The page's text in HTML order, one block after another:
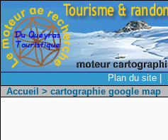
Plan du site
Accueil > cartographie google map